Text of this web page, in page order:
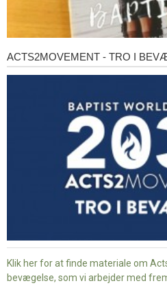
Acts2Movement
ACTS2MOVEMENT - TRO I
Klik her for at finde materiale om
bevægelse, som vi arbejder med